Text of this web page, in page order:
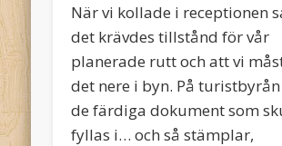
När vi kollade i receptionen
det krävdes tillstånd för vår
planerade rutt och att vi
det nere i byn. På
de färdiga dokument som
fyllas i… och så stämplar,